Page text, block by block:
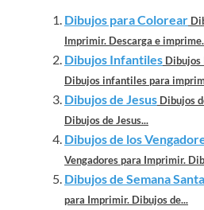
Dibujos para Colorear
Imprimir. Descarga e
Dibujos Infantiles Dibujos
Dibujos infantiles para
Dibujos de Jesus Dibujos
Dibujos de Jesus...
Dibujos de los
Vengadores para Imprimir.
Dibujos de Semana Santa
para Imprimir. Dibujos de...